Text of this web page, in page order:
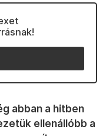
abban a hitben
ellenállóbb a